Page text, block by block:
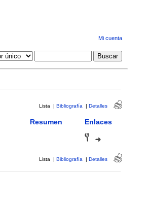
Mi cuenta
Lista | Bibliografía | Detalles
Resumen Enlaces
Lista | Bibliografía | Detalles